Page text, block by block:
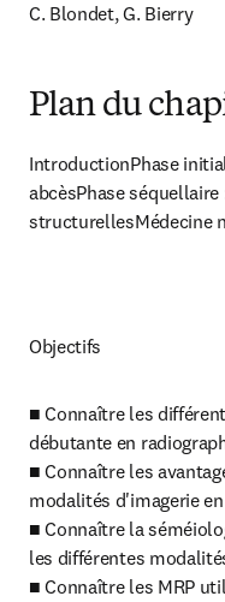
C. Blondet, G. Bierry
Plan du
IntroductionPhase
abcèsPhase
structurellesMédecine
Objectifs
■ Connaître les
débutante en
■ Connaître les
modalités d'imagerie
■ Connaître la
les différentes
■ Connaître les MRP